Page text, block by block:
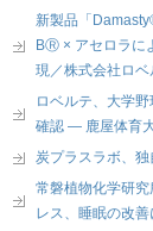
新製品「
BⓇ × アセロラに
現／株式会社ロベ
ロベルテ、大学
確認 ― 鹿屋体育
炭プラスラボ、
常磐植物化学研
レス、睡眠の改